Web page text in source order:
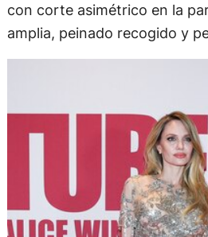
con corte asimétrico en la
amplia, peinado recogido y